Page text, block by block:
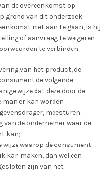
de overeenkomst op
grond van dit onderzoek
niet aan te gaan, is hij
of aanvraag te weigeren
te verbinden.
van het product, de
de volgende
wijze dat deze door de
manier kan worden
meesturen:
van de ondernemer waar de
kan;
wijze waarop de consument
kan maken, dan wel een
zijn van het